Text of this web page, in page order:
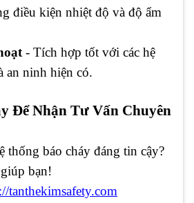
điều kiện nhiệt độ và độ ẩm
- Tích hợp tốt với các hệ
an ninh hiện có.
Để Nhận Tư Vấn Chuyên
thống báo cháy đáng tin cậy?
bạn!
tanthekimsafety.com